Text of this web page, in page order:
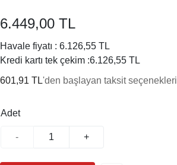
6.449,00 TL
Havale fiyatı : 6.126,55 TL
Kredi kartı tek çekim :6.126,55 TL
601,91 TL'den başlayan taksit
Adet
- +